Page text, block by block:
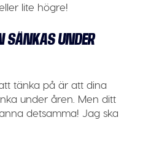
lite högre!
SÄNKAS UNDER
tänka på är att dina
under åren. Men ditt
detsamma! Jag ska